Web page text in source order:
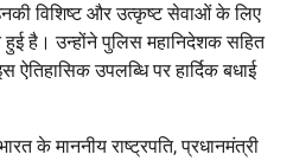
विशिष्ट और उत्कृष्ट सेवाओं के लिए
हुई है। उन्होंने पुलिस महानिदेशक सहित
उपलब्धि पर हार्दिक बधाई
के माननीय राष्ट्रपति, प्रधानमंत्री